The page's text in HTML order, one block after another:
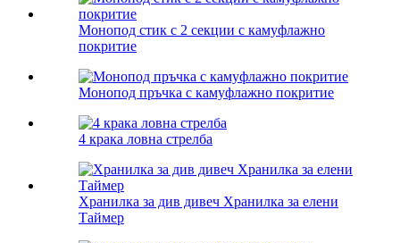
Монопод стик с 2 секции с камуфлажно
покритие
Монопод пръчка с камуфлажно покритие
4 крака ловна стрелба
Хранилка за див дивеч Хранилка за елени
Таймер